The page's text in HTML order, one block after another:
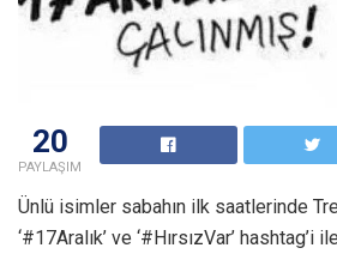
20
PAYLAŞIM
Ünlü isimler sabahın ilk saatlerinde
‘#17Aralık’ ve ‘#HırsızVar’ hashtag’i